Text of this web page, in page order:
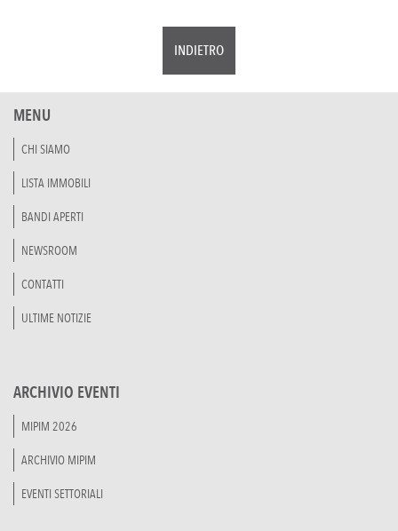
INDIETRO
MENU
CHI SIAMO
LISTA IMMOBILI
BANDI APERTI
NEWSROOM
CONTATTI
ULTIME NOTIZIE
ARCHIVIO EVENTI
MIPIM 2026
ARCHIVIO MIPIM
EVENTI SETTORIALI